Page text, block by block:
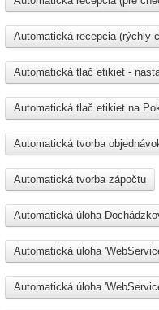
Automatická recepcia (rýchly
Automatická tlač etikiet -
Automatická tlač etikiet na
Automatická tvorba
Automatická tvorba zápočtu
Automatická úloha
Automatická úloha
Automatická úloha